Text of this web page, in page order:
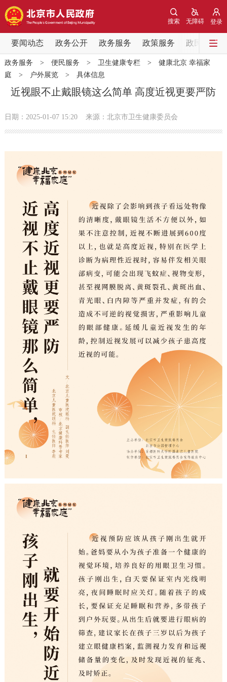
登录
无障碍
搜索
要闻动态 政务公开 政务服务 政策服务 政民互动
要闻动态
党中央精神 国务院信息 中央部委动态
北京要闻 会议信息 部门动态
各区热点
政务公开
市领导
政策兑现 政策解读 回应关切
决策公开
政务服务
个人服务 法人服务 部门服务
便民服务
中介服务 阳光政务
政民互动
12345网上接诉即办 我要咨询 我要建议
参与调查 图说互动
走进北京
北京概况 十六区概览 人文北京
绿色北京
多语种
ENGLISH 한국어 日本語
DEUTSCH FRANÇAIS РУССКИЙ ЯЗЫК
ESPAÑOL
ITALIANO
政务服务 > 便民服务 > 卫生健康专栏> 健康北京 幸福家
庭 > 户外展览> 具体信息
近视眼不止戴眼镜这么简单 高度近视更要严防
日期：2025-01-07 15:20 来源：北京市卫生健康委员会